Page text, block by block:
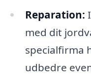
Reparation:
med dit
specialfirma
udbedre